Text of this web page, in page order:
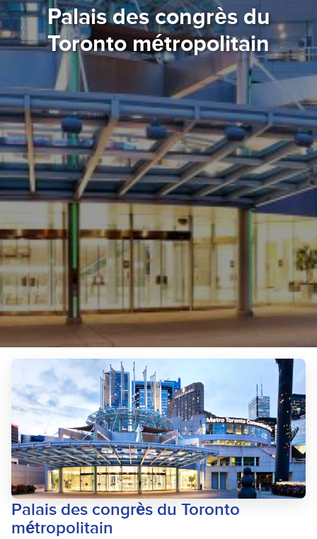
Palais des congrès du
Toronto métropolitain
Palais des congrès du Toronto
métropolitain